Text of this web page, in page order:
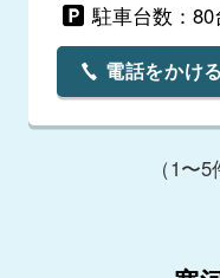
駐車台数：80
電話をかける
（1〜